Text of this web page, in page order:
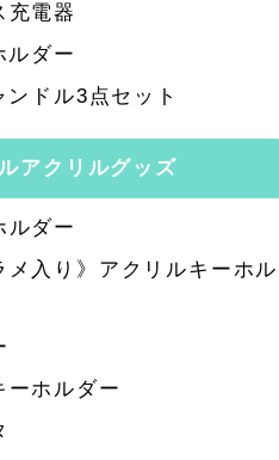
充電器
ルダー
ドル3点セット
アクリルグッズ
ルダー
メ入り》アクリルキーホル
ーホルダー